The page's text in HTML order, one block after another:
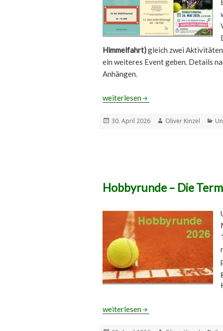
Himmelfahrt)gleich zwei
ein weiteres Event geben. Details
Anhängen.
Tennisspaß in Mai –
weiterlesen
Veröffentlicht
30. April 2026 Autor
Oliver Kinzel
Hobbyrunde – Die
Hobbyrunde – Die Termine stehen
weiterlesen